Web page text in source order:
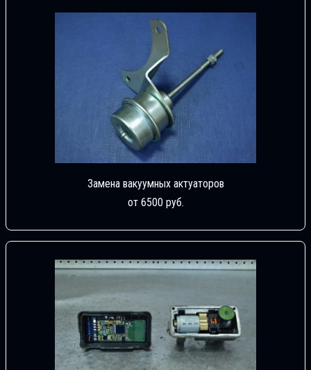
Замена вакуумных актуаторов
от 6500 руб.